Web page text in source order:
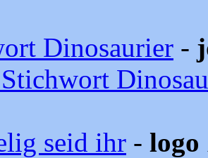
Dinosaurier -
seid ihr - logo